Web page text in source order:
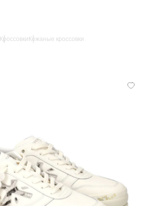
Кроссовки Кожаные кроссовки